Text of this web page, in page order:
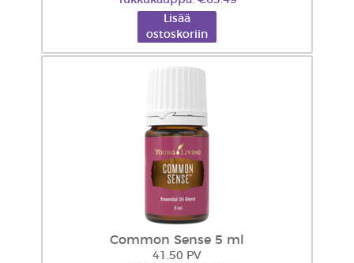
Lisää
ostoskoriin
Common Sense 5 ml
41.50 PV